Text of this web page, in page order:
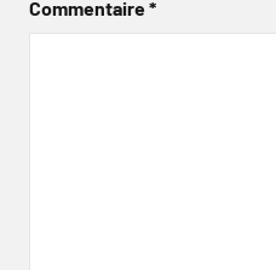
Commentaire*